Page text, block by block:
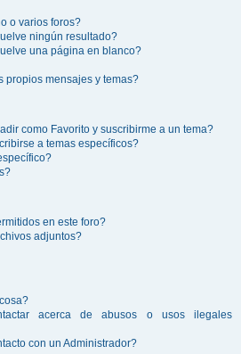
o varios foros?
ningún resultado?
una página en blanco?
propios mensajes y temas?
como Favorito y suscribirme a un tema?
a temas específicos?
en este foro?
adjuntos?
acerca de abusos o usos ilegales
con un Administrador?